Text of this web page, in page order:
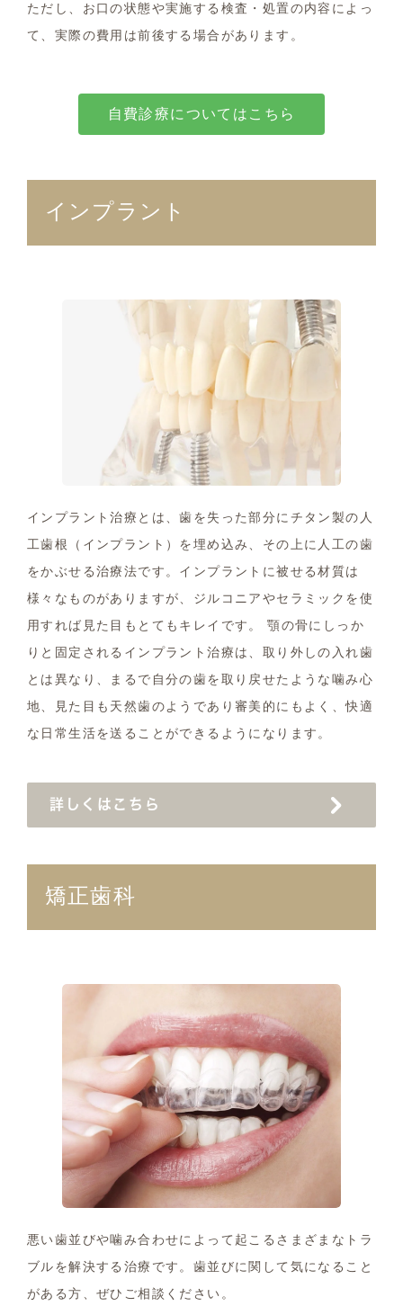
ただし、お口の状態や実施する検査・処置の内容によっ
て、実際の費用は前後する場合があります。
自費診療についてはこちら
インプラント
インプラント治療とは、歯を失った部分にチタン製の人
工歯根（インプラント）を埋め込み、その上に人工の歯
をかぶせる治療法です。インプラントに被せる材質は
様々なものがありますが、ジルコニアやセラミックを使
用すれば見た目もとてもキレイです。 顎の骨にしっか
りと固定されるインプラント治療は、取り外しの入れ歯
とは異なり、まるで自分の歯を取り戻せたような噛み心
地、見た目も天然歯のようであり審美的にもよく、快適
な日常生活を送ることができるようになります。
詳しくはこちら
矯正歯科
悪い歯並びや噛み合わせによって起こるさまざまなトラ
ブルを解決する治療です。歯並びに関して気になること
がある方、ぜひご相談ください。